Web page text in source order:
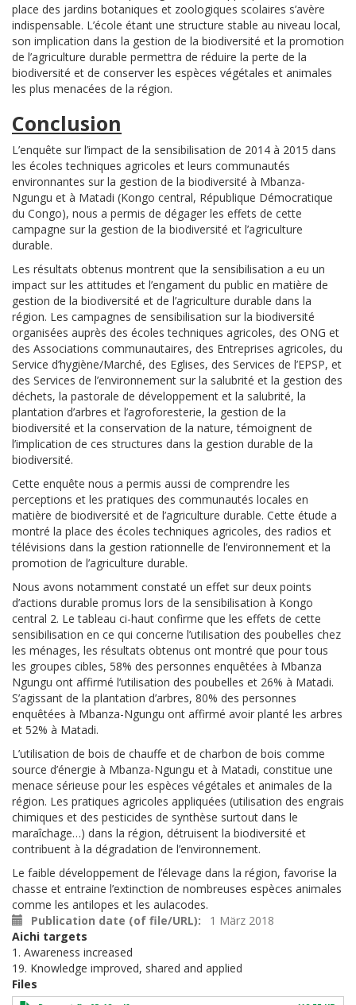
place des jardins botaniques et zoologiques scolaires s’avère
indispensable. L’école étant une structure stable au niveau local,
son implication dans la gestion de la biodiversité et la promotion
de l’agriculture durable permettra de réduire la perte de la
biodiversité et de conserver les espèces végétales et animales
les plus menacées de la région.
Conclusion
L’enquête sur l’impact de la sensibilisation de 2014 à 2015 dans
les écoles techniques agricoles et leurs communautés
environnantes sur la gestion de la biodiversité à Mbanza-
Ngungu et à Matadi (Kongo central, République Démocratique
du Congo), nous a permis de dégager les effets de cette
campagne sur la gestion de la biodiversité et l’agriculture
durable.
Les résultats obtenus montrent que la sensibilisation a eu un
impact sur les attitudes et l’engament du public en matière de
gestion de la biodiversité et de l’agriculture durable dans la
région. Les campagnes de sensibilisation sur la biodiversité
organisées auprès des écoles techniques agricoles, des ONG et
des Associations communautaires, des Entreprises agricoles, du
Service d’hygiène/Marché, des Eglises, des Services de l’EPSP, et
des Services de l’environnement sur la salubrité et la gestion des
déchets, la pastorale de développement et la salubrité, la
plantation d’arbres et l’agroforesterie, la gestion de la
biodiversité et la conservation de la nature, témoignent de
l’implication de ces structures dans la gestion durable de la
biodiversité.
Cette enquête nous a permis aussi de comprendre les
perceptions et les pratiques des communautés locales en
matière de biodiversité et de l’agriculture durable. Cette étude a
montré la place des écoles techniques agricoles, des radios et
télévisions dans la gestion rationnelle de l’environnement et la
promotion de l’agriculture durable.
Nous avons notamment constaté un effet sur deux points
d’actions durable promus lors de la sensibilisation à Kongo
central 2. Le tableau ci-haut confirme que les effets de cette
sensibilisation en ce qui concerne l’utilisation des poubelles chez
les ménages, les résultats obtenus ont montré que pour tous
les groupes cibles, 58% des personnes enquêtées à Mbanza
Ngungu ont affirmé l’utilisation des poubelles et 26% à Matadi.
S’agissant de la plantation d’arbres, 80% des personnes
enquêtées à Mbanza-Ngungu ont affirmé avoir planté les arbres
et 52% à Matadi.
L’utilisation de bois de chauffe et de charbon de bois comme
source d’énergie à Mbanza-Ngungu et à Matadi, constitue une
menace sérieuse pour les espèces végétales et animales de la
région. Les pratiques agricoles appliquées (utilisation des engrais
chimiques et des pesticides de synthèse surtout dans le
maraîchage…) dans la région, détruisent la biodiversité et
contribuent à la dégradation de l’environnement.
Le faible développement de l’élevage dans la région, favorise la
chasse et entraine l’extinction de nombreuses espèces animales
comme les antilopes et les aulacodes.
Publication date (of file/URL)
1 März 2018
Aichi targets
1. Awareness increased
19. Knowledge improved, shared and applied
Files